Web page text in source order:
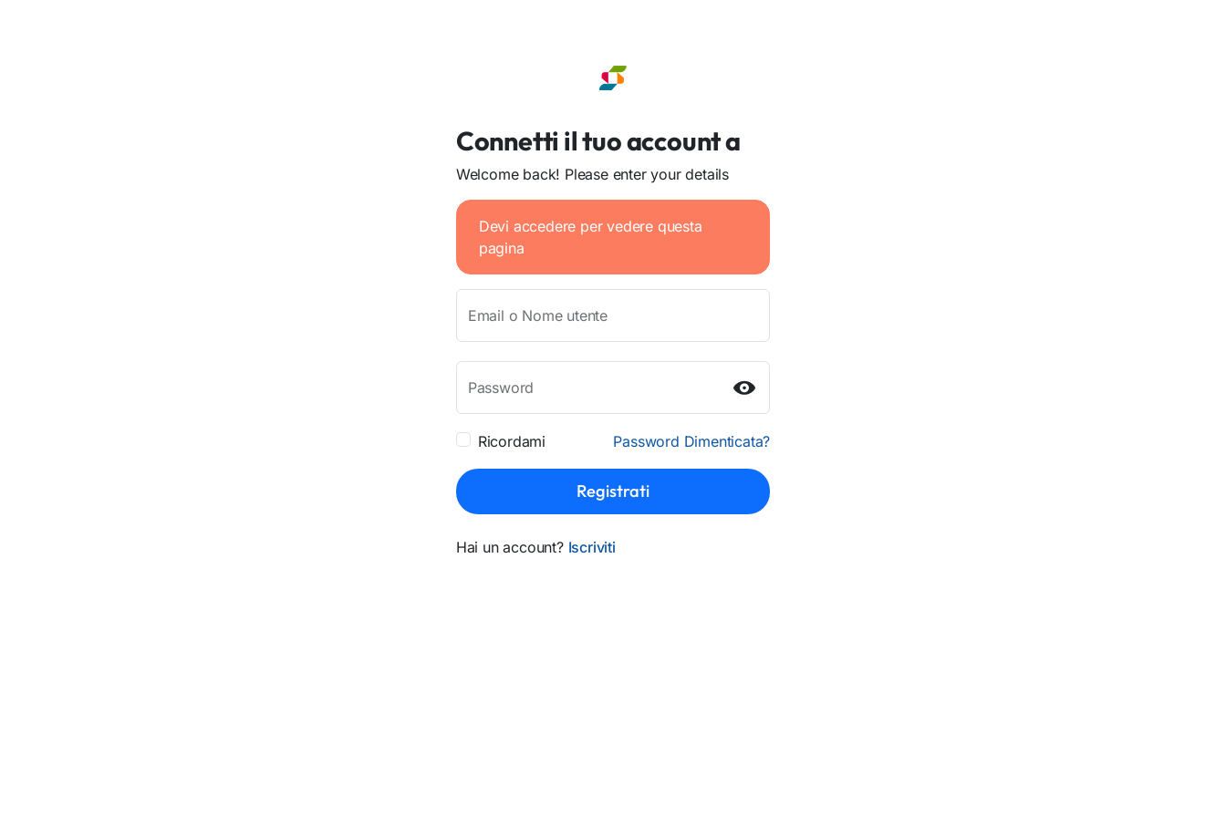
Connetti il tuo account a
Welcome back! Please enter your details
Devi accedere per vedere questa
pagina
Email o Nome utente
Password
Ricordami Password Dimenticata?
Registrati
Hai un account? Iscriviti